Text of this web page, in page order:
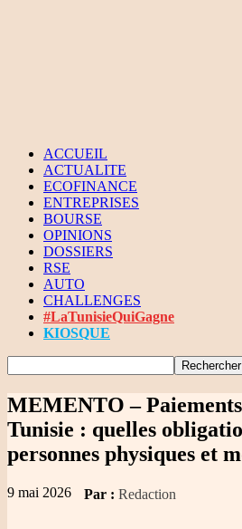
ACCUEIL
ACTUALITE
ECOFINANCE
ENTREPRISES
BOURSE
OPINIONS
DOSSIERS
RSE
AUTO
CHALLENGES
#LaTunisieQuiGagne
KIOSQUE
MEMENTO – Paiements
Tunisie : quelles
personnes physiques et
9 mai 2026 Par : Redaction